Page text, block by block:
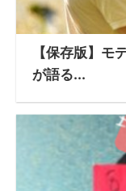
【保存版】モ
が語る...